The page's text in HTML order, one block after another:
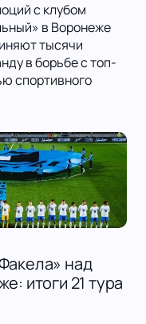
с клубом
в Воронеже
тысячи
в борьбе с топ-
спортивного
над
итоги 21 тура